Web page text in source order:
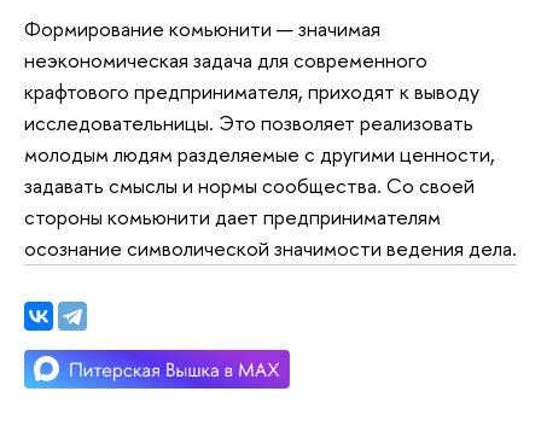
Формирование комьюнити — значимая
неэкономическая задача для современного
крафтового предпринимателя, приходят к выводу
исследовательницы. Это позволяет реализовать
молодым людям разделяемые с другими ценности,
задавать смыслы и нормы сообщества. Со своей
стороны комьюнити дает предпринимателям
осознание символической значимости ведения дела.